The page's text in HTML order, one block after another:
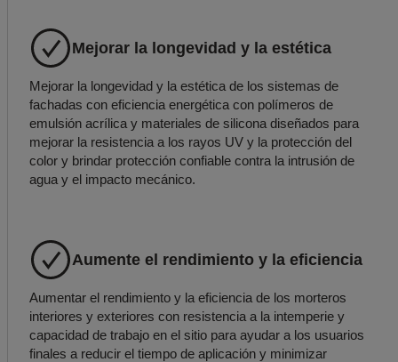
Mejorar la longevidad y la estética
Mejorar la longevidad y la estética de los sistemas de
fachadas con eficiencia energética con polímeros de
emulsión acrílica y materiales de silicona diseñados para
mejorar la resistencia a los rayos UV y la protección del
color y brindar protección confiable contra la intrusión de
agua y el impacto mecánico.
Aumente el rendimiento y la eficiencia
Aumentar el rendimiento y la eficiencia de los morteros
interiores y exteriores con resistencia a la intemperie y
capacidad de trabajo en el sitio para ayudar a los usuarios
finales a reducir el tiempo de aplicación y minimizar